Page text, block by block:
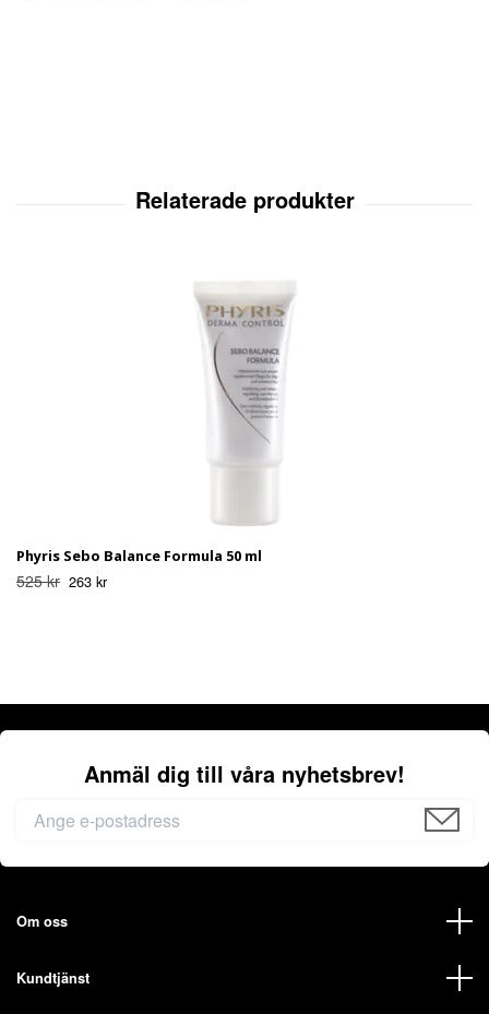
Phyris Sebo Balance Formula 50 ml
525 kr 263 kr
Anmäl dig till våra nyhetsbrev!
Om oss
Kundtjänst